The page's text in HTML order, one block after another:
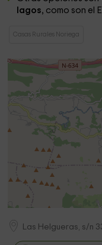
lagos, como son el
Casas Rurales Noriega
Las Helgueras, s/n